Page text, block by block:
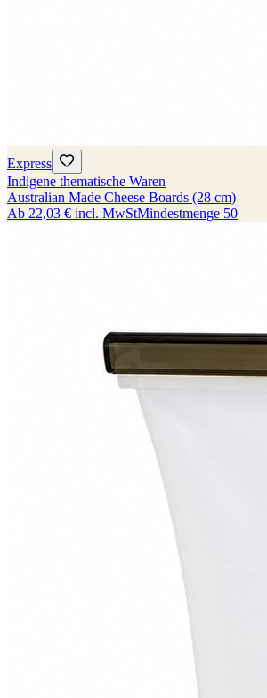
Express
Indigene thematische Waren
Australian Made Cheese Boards (28 cm)
Ab 22,03 € incl. MwStMindestmenge 50